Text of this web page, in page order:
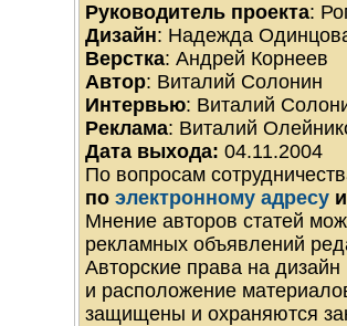
Руководитель проекта:
Дизайн: Надежда
Верстка: Андрей Корнеев
Автор: Виталий Солонин
Интервью: Виталий
Реклама: Виталий
Дата выхода: 04.11.2004
По вопросам
по электронному адресу
Мнение авторов статей
рекламных объявлений
Авторские права на
и расположение
защищены и охраняются